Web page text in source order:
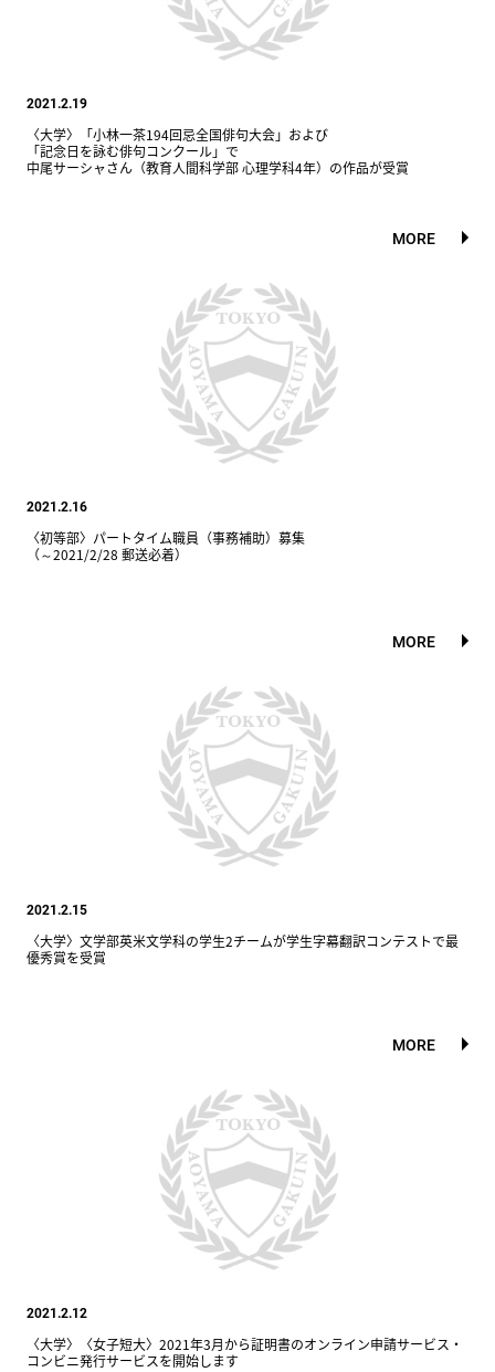
2021.2.19
〈大学〉「小林一茶194回忌全国俳句大会」および
「記念日を詠む俳句コンクール」で
中尾サーシャさん（教育人間科学部 心理学科4年）の作品が受賞
MORE
2021.2.16
〈初等部〉パートタイム職員（事務補助）募集
（～2021/2/28 郵送必着）
MORE
2021.2.15
〈大学〉文学部英米文学科の学生2チームが学生字幕翻訳コンテストで最
優秀賞を受賞
MORE
2021.2.12
〈大学〉〈女子短大〉2021年3月から証明書のオンライン申請サービス・
コンビニ発行サービスを開始します